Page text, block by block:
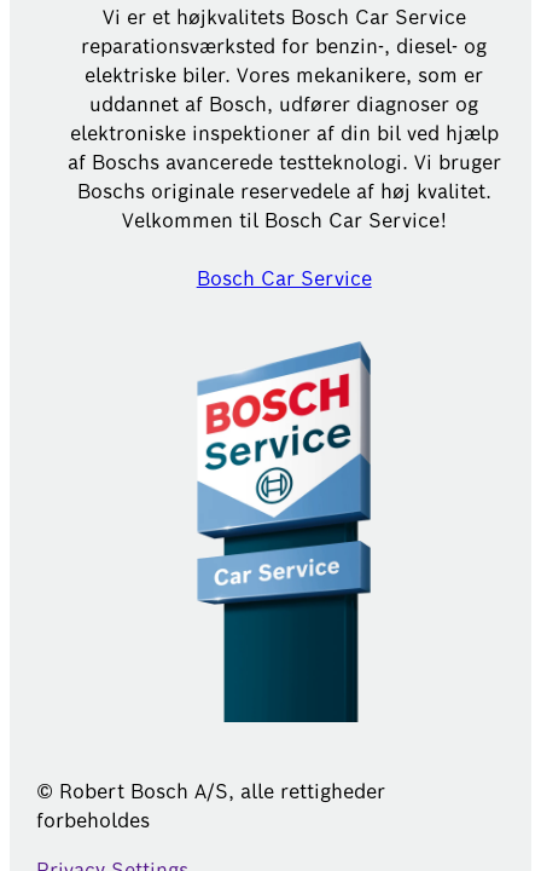
Vi er et højkvalitets Bosch Car Service
reparationsværksted for benzin-, diesel- og
elektriske biler. Vores mekanikere, som er
uddannet af Bosch, udfører diagnoser og
elektroniske inspektioner af din bil ved hjælp
af Boschs avancerede testteknologi. Vi bruger
Boschs originale reservedele af høj kvalitet.
Velkommen til Bosch Car Service!
Bosch Car Service
© Robert Bosch A/S, alle rettigheder
forbeholdes